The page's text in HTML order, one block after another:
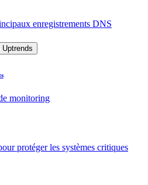
enregistrements DNS
monitoring
protéger les systèmes critiques